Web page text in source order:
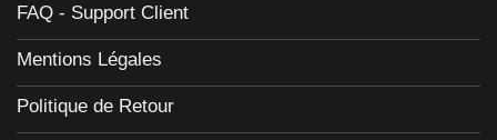
FAQ - Support Client
Mentions Légales
Politique de Retour